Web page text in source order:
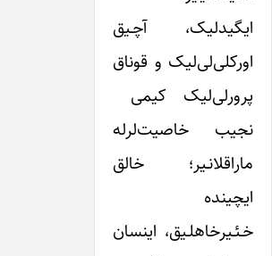
ایگیدلیک، آچـیق
اور‌کلی‌لی‌لیک و قوناق
پرورلی‌لیک کیمی
نجیب خاصیت‌لرله
ماراقلانـیر؛ خالق
ایچینده
خـئـیرخاهلـیق، اینسان